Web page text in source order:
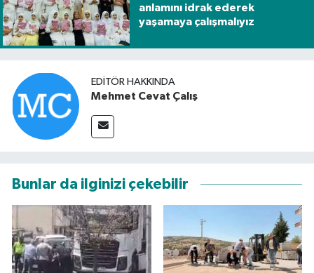
anlamını idrak ederek
yaşamaya çalışmalıyız
EDITÖR HAKKINDA
Mehmet Cevat Çalış
Bunlar da ilginizi çekebilir